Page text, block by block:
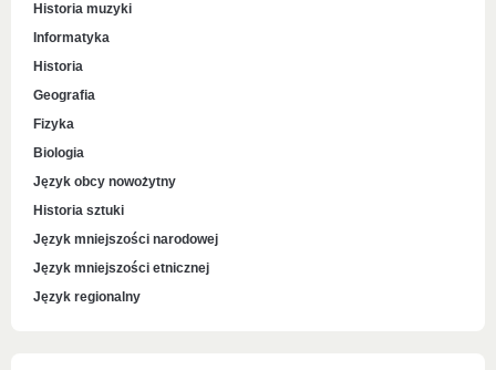
Historia muzyki
Informatyka
Historia
Geografia
Fizyka
Biologia
Język obcy nowożytny
Historia sztuki
Język mniejszości narodowej
Język mniejszości etnicznej
Język regionalny